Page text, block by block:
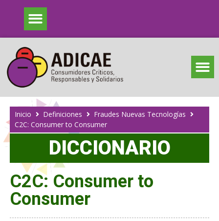
Inicio Definiciones
Fraudes Nuevas Tecnologías
C2C: Consumer to Consumer
DICCIONARIO
C2C: Consumer to
Consumer